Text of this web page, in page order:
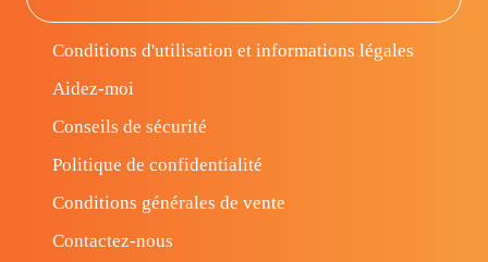
Conditions d'utilisation et informations légales
Aidez-moi
Conseils de sécurité
Politique de confidentialité
Conditions générales de vente
Contactez-nous